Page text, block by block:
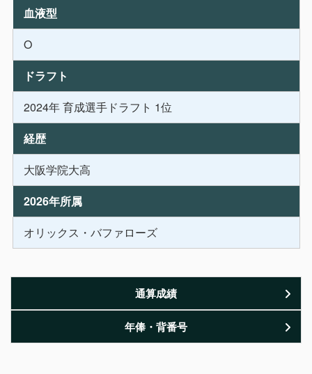
血液型
O
ドラフト
2024年 育成選手ドラフト 1位
経歴
大阪学院大高
2026年所属
オリックス・バファローズ
通算成績
年俸・背番号